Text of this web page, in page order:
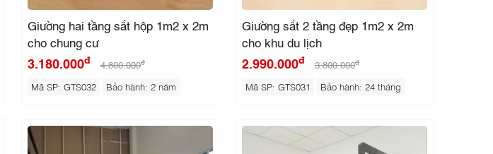
Giường hai tầng sắt hộp 1m2 x 2m
cho chung cư
3.180.000đ 4.800.000đ
Mã SP: GTS032 Bảo hành: 2 năm
Giường sắt 2 tầng đẹp 1m2 x 2m
cho khu du lịch
2.990.000đ 3.800.000đ
Mã SP: GTS031 Bảo hành: 24 tháng